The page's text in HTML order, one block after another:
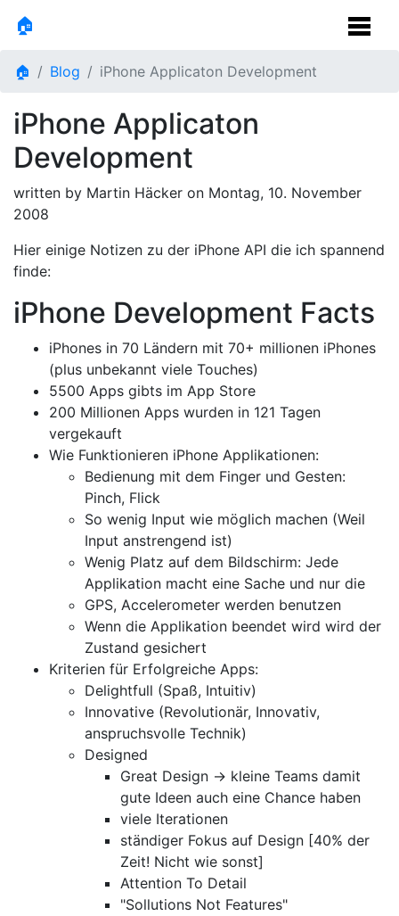
🏠
🏠 Blog iPhone Applicaton Development
iPhone Applicaton
Development
written by Martin Häcker on Montag, 10. November
2008
Hier einige Notizen zu der iPhone API die ich spannend
finde:
iPhone Development Facts
iPhones in 70 Ländern mit 70+ millionen iPhones
(plus unbekannt viele Touches)
5500 Apps gibts im App Store
200 Millionen Apps wurden in 121 Tagen
vergekauft
Wie Funktionieren iPhone Applikationen:
Bedienung mit dem Finger und Gesten:
Pinch, Flick
So wenig Input wie möglich machen (Weil
Input anstrengend ist)
Wenig Platz auf dem Bildschirm: Jede
Applikation macht eine Sache und nur die
GPS, Accelerometer werden benutzen
Wenn die Applikation beendet wird wird der
Zustand gesichert
Kriterien für Erfolgreiche Apps:
Delightfull (Spaß, Intuitiv)
Innovative (Revolutionär, Innovativ,
anspruchsvolle Technik)
Designed
Great Design -> kleine Teams damit
gute Ideen auch eine Chance haben
viele Iterationen
ständiger Fokus auf Design [40% der
Zeit! Nicht wie sonst]
Attention To Detail
"Sollutions Not Features"